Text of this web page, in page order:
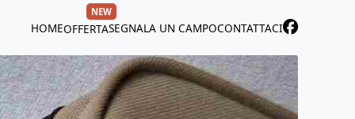
HOMEOFFERTA
NEW
SEGNALA UN CAMPOCONTATTACI